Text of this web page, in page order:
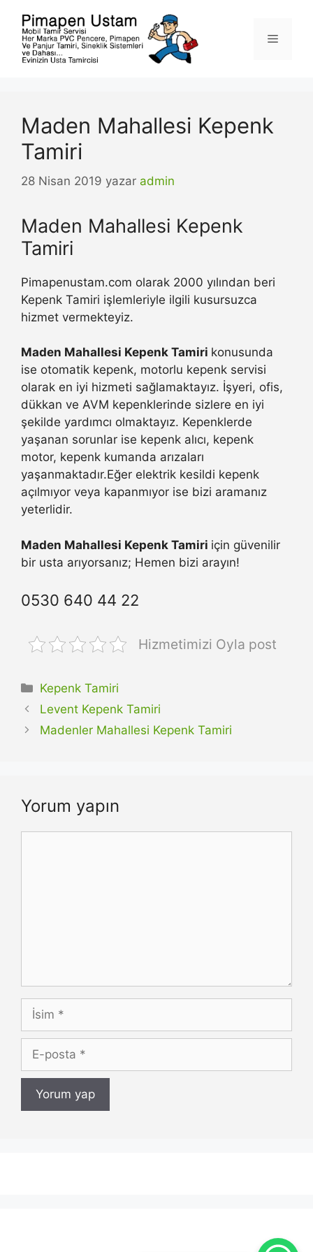
Menü
Maden Mahallesi Kepenk
Tamiri
28 Nisan 2019 yazar admin
Maden Mahallesi Kepenk
Tamiri
Pimapenustam.com olarak 2000 yılından beri
Kepenk Tamiri işlemleriyle ilgili kusursuzca
hizmet vermekteyiz.
Maden Mahallesi Kepenk Tamiri konusunda
ise otomatik kepenk, motorlu kepenk servisi
olarak en iyi hizmeti sağlamaktayız. İşyeri, ofis,
dükkan ve AVM kepenklerinde sizlere en iyi
şekilde yardımcı olmaktayız. Kepenklerde
yaşanan sorunlar ise kepenk alıcı, kepenk
motor, kepenk kumanda arızaları
yaşanmaktadır.Eğer elektrik kesildi kepenk
açılmıyor veya kapanmıyor ise bizi aramanız
yeterlidir.
Maden Mahallesi Kepenk Tamiri için güvenilir
bir usta arıyorsanız; Hemen bizi arayın!
0530 640 44 22
Hizmetimizi Oyla post
Kategoriler
Kepenk Tamiri
Levent Kepenk Tamiri
Madenler Mahallesi Kepenk Tamiri
Yorum yapın
İsim
posta